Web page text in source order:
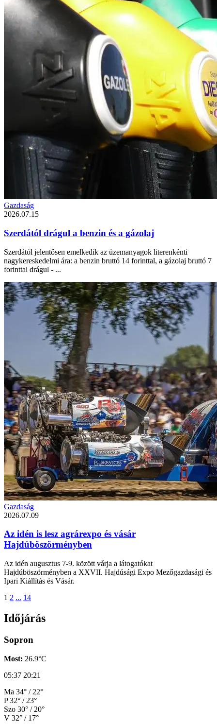
Gazdaság
2026.07.15
Szerdától drágul a benzin és a gázolaj
Szerdától jelentősen emelkedik az üzemanyagok literenkénti
nagykereskedelmi ára: a benzin bruttó 14 forinttal, a gázolaj bruttó 7
forinttal drágul - ...
Gazdaság
2026.07.09
Az idén is lesz agrárexpo és vásár
Hajdúböszörményben
Az idén augusztus 7-9. között várja a látogatókat
Hajdúböszörményben a XXVII. Hajdúsági Expo Mezőgazdasági és
Ipari Kiállítás és Vásár.
1 2 ... 14
Időjárás
Sopron
Most: 26.9°C
05:37 20:21
Ma 34° / 22°
P 32° / 23°
Szo 30° / 20°
V 32° / 17°